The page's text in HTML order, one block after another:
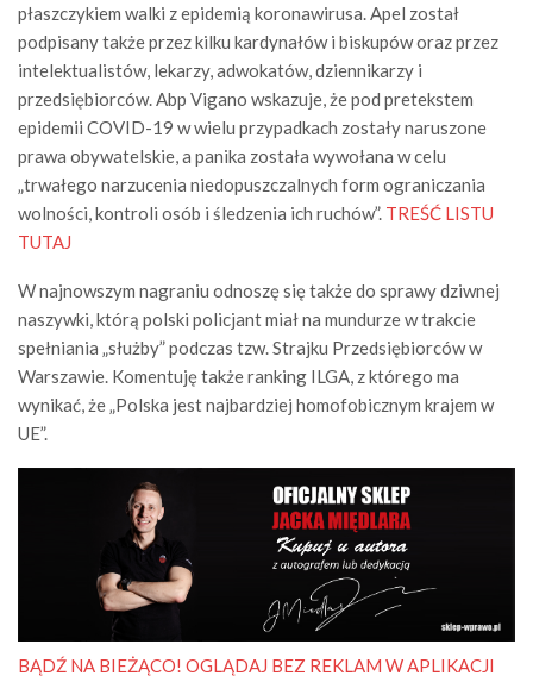
płaszczykiem walki z epidemią koronawirusa. Apel został
podpisany także przez kilku kardynałów i biskupów oraz przez
intelektualistów, lekarzy, adwokatów, dziennikarzy i
przedsiębiorców. Abp Vigano wskazuje, że pod pretekstem
epidemii COVID-19 w wielu przypadkach zostały naruszone
prawa obywatelskie, a panika została wywołana w celu
„trwałego narzucenia niedopuszczalnych form ograniczania
wolności, kontroli osób i śledzenia ich ruchów”. TREŚĆ LISTU
TUTAJ
W najnowszym nagraniu odnoszę się także do sprawy dziwnej
naszywki, którą polski policjant miał na mundurze w trakcie
spełniania „służby” podczas tzw. Strajku Przedsiębiorców w
Warszawie. Komentuję także ranking ILGA, z którego ma
wynikać, że „Polska jest najbardziej homofobicznym krajem w
UE”.
BĄDŹ NA BIEŻĄCO! OGLĄDAJ BEZ REKLAM W APLIKACJI